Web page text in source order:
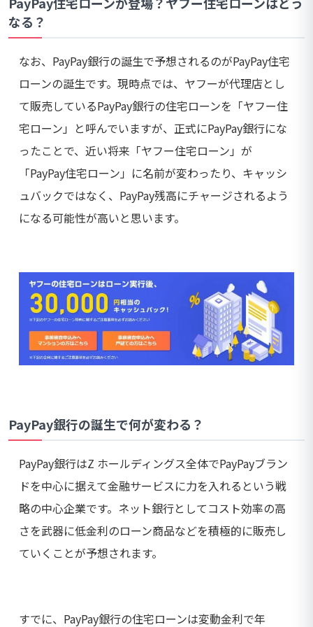
なる？
なお、PayPay銀行の誕生で予想されるのがPayPay住宅
ローンの誕生です。現時点では、ヤフーが代理店とし
て販売しているPayPay銀行の住宅ローンを「ヤフー住
宅ローン」と呼んでいますが、正式にPayPay銀行にな
ったことで、近い将来「ヤフー住宅ローン」が
「PayPay住宅ローン」に名前が変わったり、キャッシ
ュバックではなく、PayPay残高にチャージされるよう
になる可能性が高いと思います。
PayPay銀行の誕生で何が変わる？
PayPay銀行はZ ホールディングス全体でPayPayブラン
ドを中心に据えて金融サービスに力を入れるという戦
略の中心企業です。ネット銀行としてコスト効率の高
さを武器に低金利のローン商品などを積極的に販売し
ていくことが予想されます。
すでに、PayPay銀行の住宅ローンは変動金利で年